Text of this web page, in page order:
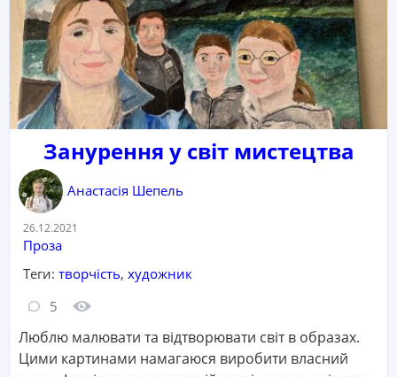
Занурення у світ мистецтва
Анастасія Шепель
Дата:
26.12.2021
Категорія:
Проза
Теги: творчість, художник
Кількість коментарів:
5 Кількість переглядів:
Люблю малювати та відтворювати світ в образах.
Цими картинами намагаюся виробити власний